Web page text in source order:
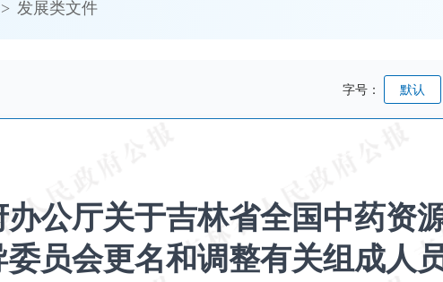
> 发展类文件
字号： 默认
公厅关于吉林省全国中药资
员会更名和调整有关组成人